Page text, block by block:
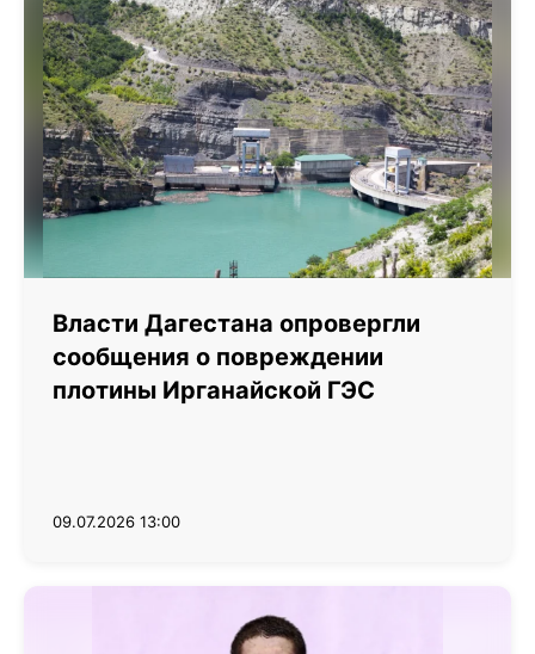
Власти Дагестана опровергли
сообщения о повреждении
плотины Ирганайской ГЭС
09.07.2026 13:00